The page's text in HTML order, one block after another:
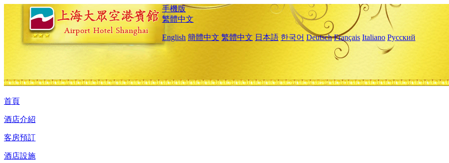
手機版
繁體中文
English 簡體中文 繁體中文 日本語 한국어 Deutsch Français Italiano Русский
首頁
酒店介紹
客房預訂
酒店設施